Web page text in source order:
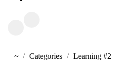
~首页Categories Learning #2